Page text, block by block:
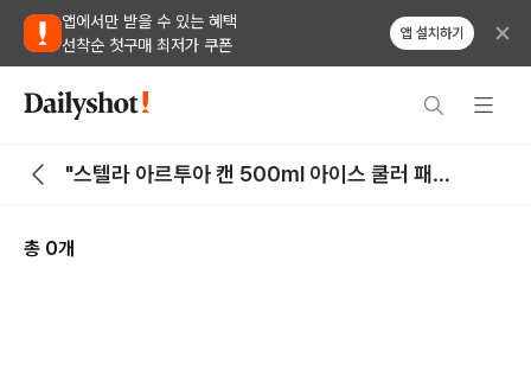
앱에서만 받을 수 있는 혜택
선착순 첫구매 최저가 쿠폰
앱 설치하기
"스텔라 아르투아 캔 500ml 아이스 쿨러 패키
총 0개